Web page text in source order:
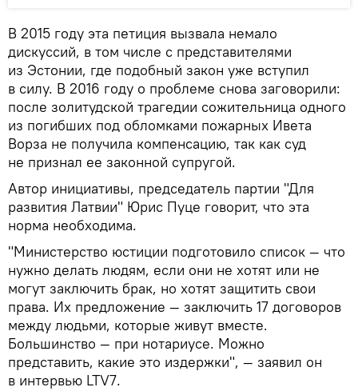
В 2015 году эта петиция вызвала немало
дискуссий, в том числе с представителями
из Эстонии, где подобный закон уже вступил
в силу. В 2016 году о проблеме снова заговорили:
после золитудской трагедии сожительница одного
из погибших под обломками пожарных Ивета
Ворза не получила компенсацию, так как суд
не признал ее законной супругой.
Автор инициативы, председатель партии "Для
развития Латвии" Юрис Пуце говорит, что эта
норма необходима.
"Министерство юстиции подготовило список — что
нужно делать людям, если они не хотят или не
могут заключить брак, но хотят защитить свои
права. Их предложение — заключить 17 договоров
между людьми, которые живут вместе.
Большинство — при нотариусе. Можно
представить, какие это издержки", — заявил он
в интервью LTV7.